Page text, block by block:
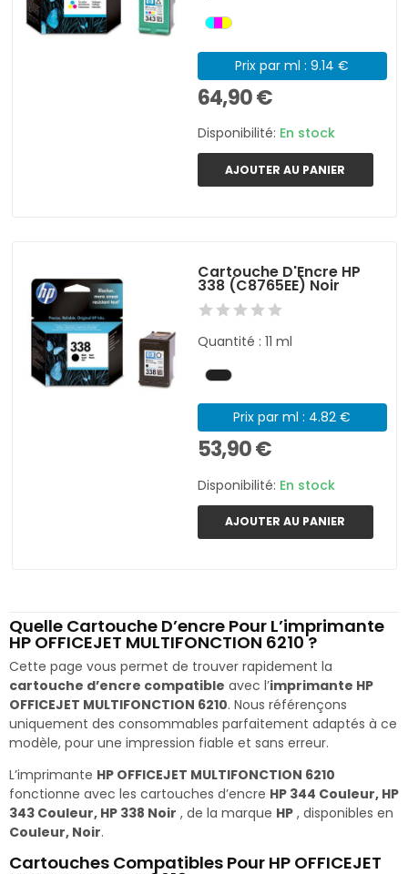
Prix par ml : 9.14 €
64,90 €
Disponibilité: En stock
AJOUTER AU PANIER
Cartouche D'Encre HP
338 (C8765EE) Noir
Quantité : 11 ml
Prix par ml : 4.82 €
53,90 €
Disponibilité: En stock
AJOUTER AU PANIER
Quelle Cartouche D’encre Pour L’imprimante
HP OFFICEJET MULTIFONCTION 6210 ?
Cette page vous permet de trouver rapidement la
cartouche d’encre compatible avec l’imprimante HP
OFFICEJET MULTIFONCTION 6210. Nous référençons
uniquement des consommables parfaitement adaptés à ce
modèle, pour une impression fiable et sans erreur.
L’imprimante HP OFFICEJET MULTIFONCTION 6210
fonctionne avec les cartouches d’encre HP 344 Couleur, HP
343 Couleur, HP 338 Noir , de la marque HP , disponibles en
Couleur, Noir.
Cartouches Compatibles Pour HP OFFICEJET